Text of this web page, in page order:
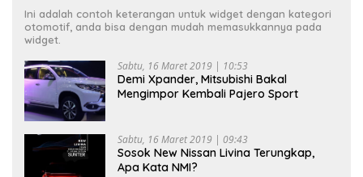
Ini adalah contoh keterangan untuk widget dengan kategori
otomotif, anda bisa dengan mudah memasukkannya pada
widget.
Sabtu, 16 Maret 2019 | 10:53
Demi Xpander, Mitsubishi Bakal
Mengimpor Kembali Pajero Sport
Sabtu, 16 Maret 2019 | 09:43
Sosok New Nissan Livina Terungkap,
Apa Kata NMI?